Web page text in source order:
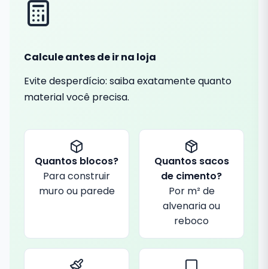
Calcule antes de ir na loja
Evite desperdício: saiba exatamente quanto
material você precisa.
Quantos blocos?
Para construir
muro ou parede
Quantos sacos
de cimento?
Por m² de
alvenaria ou
reboco